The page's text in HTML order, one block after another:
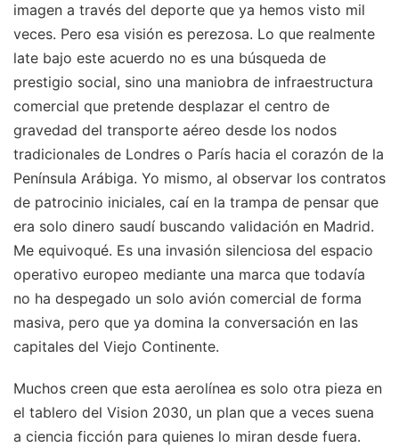
imagen a través del deporte que ya hemos visto mil
veces. Pero esa visión es perezosa. Lo que realmente
late bajo este acuerdo no es una búsqueda de
prestigio social, sino una maniobra de infraestructura
comercial que pretende desplazar el centro de
gravedad del transporte aéreo desde los nodos
tradicionales de Londres o París hacia el corazón de la
Península Arábiga. Yo mismo, al observar los contratos
de patrocinio iniciales, caí en la trampa de pensar que
era solo dinero saudí buscando validación en Madrid.
Me equivoqué. Es una invasión silenciosa del espacio
operativo europeo mediante una marca que todavía
no ha despegado un solo avión comercial de forma
masiva, pero que ya domina la conversación en las
capitales del Viejo Continente.
Muchos creen que esta aerolínea es solo otra pieza en
el tablero del Vision 2030, un plan que a veces suena
a ciencia ficción para quienes lo miran desde fuera.